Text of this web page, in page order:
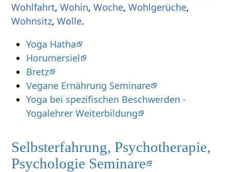
, , ,
,
,
.
Yoga Hatha
Horumersiel
Bretz
Vegane Ernährung Seminare
Yoga bei spezifischen Beschwerden -
Yogalehrer Weiterbildung
Selbsterfahrung, Psychotherapie,
Psychologie Seminare